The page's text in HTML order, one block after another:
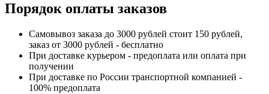
Порядок оплаты заказов
Самовывоз заказа до 3000 рублей стоит 150 рублей,
заказ от 3000 рублей - бесплатно
При доставке курьером - предоплата или оплата при
получении
При доставке по России транспортной компанией -
100% предоплата